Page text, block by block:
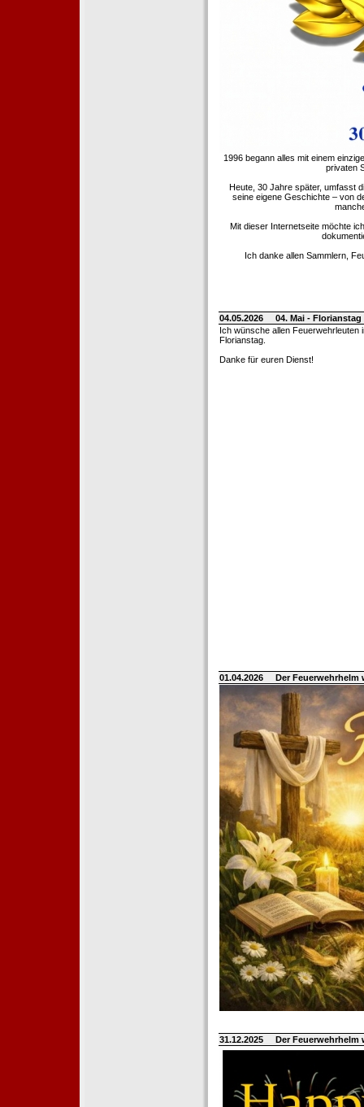
1996 begann alles mit einem
privaten
Heute, 30 Jahre später, umfasst
seine eigene Geschichte – von
Mit dieser Internetseite möchte
Ich danke allen Sammlern,
04.05.2026
04. Mai -
Ich wünsche allen Feuerwehrleuten
Florianstag.
Danke für euren Dienst!
01.04.2026 Der
31.12.2025 Der